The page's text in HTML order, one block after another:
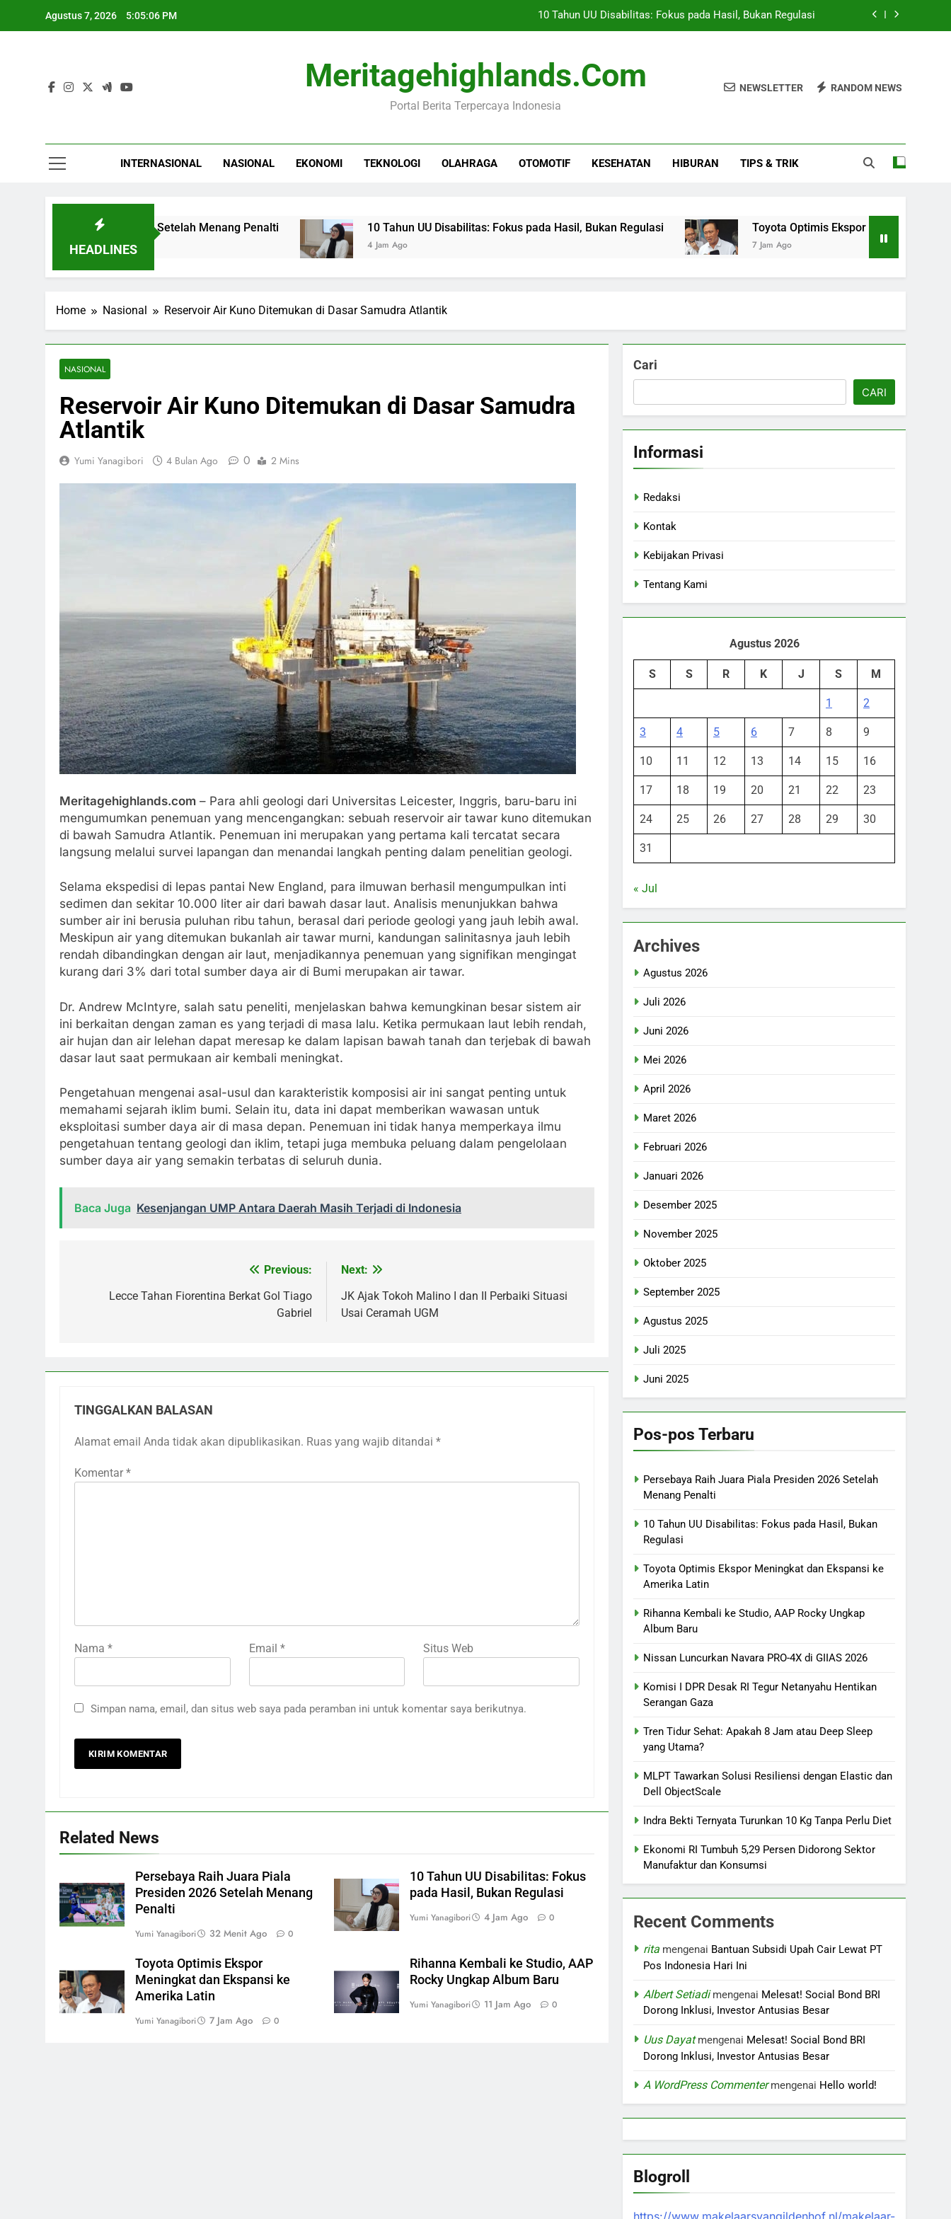
Agustus 7, 2026 5:05:07 PM 10 Tahun UU Disabilitas: Fokus pada Hasil, Bukan Regulasi
Rihanna Kembali ke Studio, AAP Rocky Ungkap Album Baru
Persebaya Raih Juara Piala Presiden 2026 Setelah Menang Penalti
Toyota Optimis Ekspor Meningkat dan Ekspansi ke Amerika Latin
Meritagehighlands.com
Portal Berita Terpercaya Indonesia
NEWSLETTER RANDOM NEWS
INTERNASIONAL NASIONAL EKONOMI TEKNOLOGI OLAHRAGA OTOMOTIF KESEHATAN HIBURAN TIPS & TRIK
HEADLINES
Presiden 2026 Setelah Menang Penalti 10 Tahun UU Disabilitas: Fokus pada Hasil, Bukan Regulasi
4 Jam Ago
Toyota Optimis Ekspor Meningkat dan Ekspansi
7 Jam Ago
Home Nasional Reservoir Air Kuno Ditemukan di Dasar Samudra Atlantik
NASIONAL
Reservoir Air Kuno Ditemukan di Dasar Samudra
Atlantik
Yumi Yanagibori 4 Bulan Ago 0 2 Mins
Meritagehighlands.com – Para ahli geologi dari Universitas Leicester, Inggris, baru-baru ini
mengumumkan penemuan yang mencengangkan: sebuah reservoir air tawar kuno ditemukan
di bawah Samudra Atlantik. Penemuan ini merupakan yang pertama kali tercatat secara
langsung melalui survei lapangan dan menandai langkah penting dalam penelitian geologi.
Selama ekspedisi di lepas pantai New England, para ilmuwan berhasil mengumpulkan inti
sedimen dan sekitar 10.000 liter air dari bawah dasar laut. Analisis menunjukkan bahwa
sumber air ini berusia puluhan ribu tahun, berasal dari periode geologi yang jauh lebih awal.
Meskipun air yang ditemukan bukanlah air tawar murni, kandungan salinitasnya jauh lebih
rendah dibandingkan dengan air laut, menjadikannya penemuan yang signifikan mengingat
kurang dari 3% dari total sumber daya air di Bumi merupakan air tawar.
Dr. Andrew McIntyre, salah satu peneliti, menjelaskan bahwa kemungkinan besar sistem air
ini berkaitan dengan zaman es yang terjadi di masa lalu. Ketika permukaan laut lebih rendah,
air hujan dan air lelehan dapat meresap ke dalam lapisan bawah tanah dan terjebak di bawah
dasar laut saat permukaan air kembali meningkat.
Pengetahuan mengenai asal-usul dan karakteristik komposisi air ini sangat penting untuk
memahami sejarah iklim bumi. Selain itu, data ini dapat memberikan wawasan untuk
eksploitasi sumber daya air di masa depan. Penemuan ini tidak hanya memperkaya ilmu
pengetahuan tentang geologi dan iklim, tetapi juga membuka peluang dalam pengelolaan
sumber daya air yang semakin terbatas di seluruh dunia.
Baca Juga Kesenjangan UMP Antara Daerah Masih Terjadi di Indonesia
Previous:
Lecce Tahan Fiorentina Berkat Gol Tiago
Gabriel
Next:
JK Ajak Tokoh Malino I dan II Perbaiki Situasi
Usai Ceramah UGM
TINGGALKAN BALASAN
Alamat email Anda tidak akan dipublikasikan. Ruas yang wajib ditandai *
Komentar *
Nama * Email * Situs Web
Simpan nama, email, dan situs web saya pada peramban ini untuk komentar saya berikutnya.
Related News
Persebaya Raih Juara Piala
Presiden 2026 Setelah Menang
Penalti
Yumi Yanagibori 32 Menit Ago 0
10 Tahun UU Disabilitas: Fokus
pada Hasil, Bukan Regulasi
Yumi Yanagibori 4 Jam Ago 0
Toyota Optimis Ekspor
Meningkat dan Ekspansi ke
Amerika Latin
Yumi Yanagibori 7 Jam Ago 0
Rihanna Kembali ke Studio, AAP
Rocky Ungkap Album Baru
Yumi Yanagibori 11 Jam Ago 0
Cari
CARI
Informasi
Redaksi
Kontak
Kebijakan Privasi
Tentang Kami
Agustus 2026
S S R K J S M
1 2
3 4 5 6 7 8 9
10 11 12 13 14 15 16
17 18 19 20 21 22 23
24 25 26 27 28 29 30
31
« Jul
Archives
Agustus 2026
Juli 2026
Juni 2026
Mei 2026
April 2026
Maret 2026
Februari 2026
Januari 2026
Desember 2025
November 2025
Oktober 2025
September 2025
Agustus 2025
Juli 2025
Juni 2025
Pos-pos Terbaru
Persebaya Raih Juara Piala Presiden 2026 Setelah
Menang Penalti
10 Tahun UU Disabilitas: Fokus pada Hasil, Bukan
Regulasi
Toyota Optimis Ekspor Meningkat dan Ekspansi ke
Amerika Latin
Rihanna Kembali ke Studio, AAP Rocky Ungkap
Album Baru
Nissan Luncurkan Navara PRO-4X di GIIAS 2026
Komisi I DPR Desak RI Tegur Netanyahu Hentikan
Serangan Gaza
Tren Tidur Sehat: Apakah 8 Jam atau Deep Sleep
yang Utama?
MLPT Tawarkan Solusi Resiliensi dengan Elastic dan
Dell ObjectScale
Indra Bekti Ternyata Turunkan 10 Kg Tanpa Perlu Diet
Ekonomi RI Tumbuh 5,29 Persen Didorong Sektor
Manufaktur dan Konsumsi
Recent Comments
rita mengenai Bantuan Subsidi Upah Cair Lewat PT
Pos Indonesia Hari Ini
Albert Setiadimengenai Melesat! Social Bond BRI
Dorong Inklusi, Investor Antusias Besar
Uus Dayatmengenai Melesat! Social Bond BRI
Dorong Inklusi, Investor Antusias Besar
A WordPress Commentermengenai Hello world!
Blogroll
https://www.makelaarsvangildenhof.nl/makelaar-